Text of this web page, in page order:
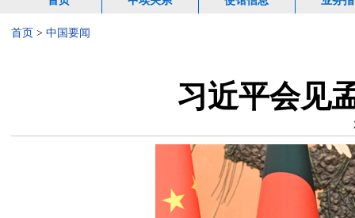
首页 > 中国要闻
习近平会见